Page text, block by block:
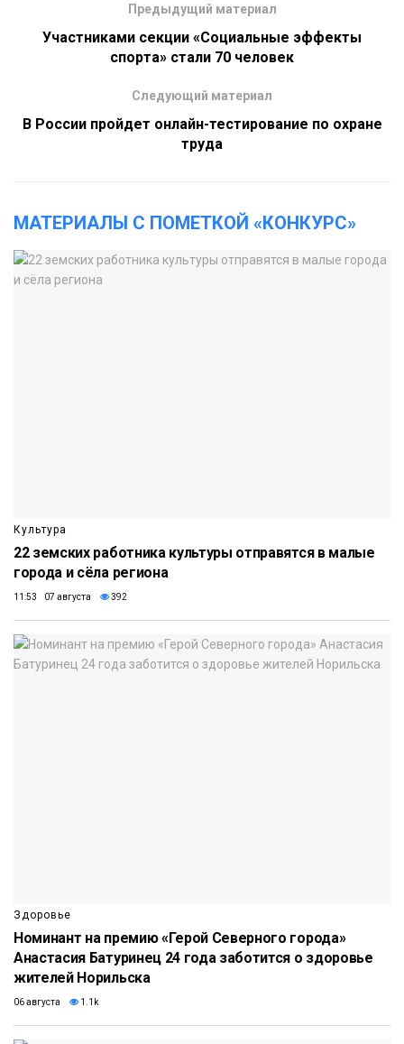
Предыдущий материал
Участниками секции «Социальные эффекты
спорта» стали 70 человек
Следующий материал
В России пройдет онлайн-тестирование по охране
труда
МАТЕРИАЛЫ С ПОМЕТКОЙ «КОНКУРС»
Культура
22 земских работника культуры отправятся в малые
города и сёла региона
11:53 07 августа 392
Здоровье
Номинант на премию «Герой Северного города»
Анастасия Батуринец 24 года заботится о здоровье
жителей Норильска
06 августа 1.1k